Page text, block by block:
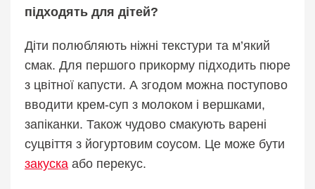
підходять для дітей?
Діти полюбляють ніжні текстури та м’який
смак. Для першого прикорму підходить пюре
з цвітної капусти. А згодом можна поступово
вводити крем-суп з молоком і вершками,
запіканки. Також чудово смакують варені
суцвіття з йогуртовим соусом. Це може бути
закуска або перекус.